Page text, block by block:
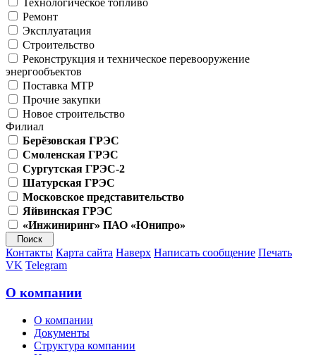
Технологическое топливо
Ремонт
Эксплуатация
Строительство
Реконструкция и техническое перевооружение
энергообъектов
Поставка МТР
Прочие закупки
Новое строительство
Филиал
Берёзовская ГРЭС
Смоленская ГРЭС
Сургутская ГРЭС-2
Шатурская ГРЭС
Московское представительство
Яйвинская ГРЭС
«Инжиниринг» ПАО «Юнипро»
Контакты Карта сайта Наверх Написать сообщение Печать
VK Telegram
О компании
О компании
Документы
Структура компании